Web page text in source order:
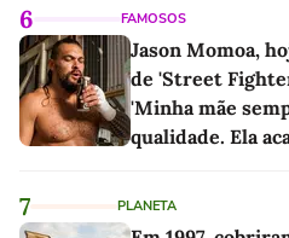
6 FAMOSOS
Jason Momoa,
de 'Street
'Minha mãe
qualidade. Ela
7 PLANETA